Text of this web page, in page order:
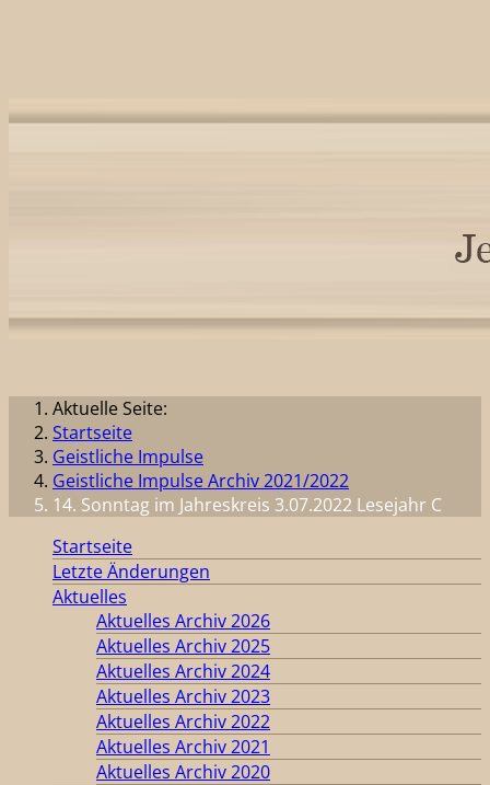
Aktuelle Seite:
Startseite
Geistliche Impulse
Geistliche Impulse Archiv 2021/2022
14. Sonntag im Jahreskreis 3.07.2022 Lesejahr C
Startseite
Letzte Änderungen
Aktuelles
Aktuelles Archiv 2026
Aktuelles Archiv 2025
Aktuelles Archiv 2024
Aktuelles Archiv 2023
Aktuelles Archiv 2022
Aktuelles Archiv 2021
Aktuelles Archiv 2020